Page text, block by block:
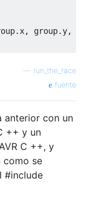
. x, group. y,
run_the_race
fuente
anterior con un
++ y un
C ++, y
como se
#include